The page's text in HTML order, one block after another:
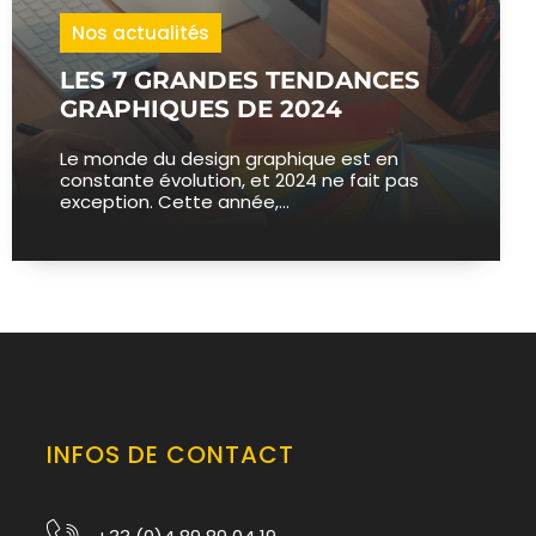
Nos actualités
LES 7 GRANDES TENDANCES
GRAPHIQUES DE 2024
Le monde du design graphique est en
constante évolution, et 2024 ne fait pas
exception. Cette année,...
INFOS DE CONTACT